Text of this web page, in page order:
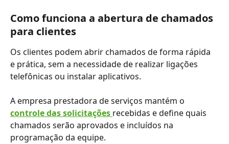
Como funciona a abertura de chamados
para clientes
Os clientes podem abrir chamados de forma rápida
e prática, sem a necessidade de realizar ligações
telefônicas ou instalar aplicativos.
A empresa prestadora de serviços mantém o
controle das solicitações recebidas e define quais
chamados serão aprovados e incluídos na
programação da equipe.